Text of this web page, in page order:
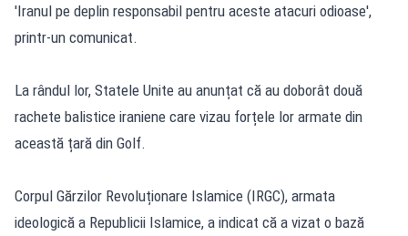
'Iranul pe deplin responsabil pentru aceste atacuri odioase',
printr-un comunicat.
La rândul lor, Statele Unite au anunțat că au doborât două
rachete balistice iraniene care vizau forțele lor armate din
această țară din Golf.
Corpul Gărzilor Revoluționare Islamice (IRGC), armata
ideologică a Republicii Islamice, a indicat că a vizat o bază